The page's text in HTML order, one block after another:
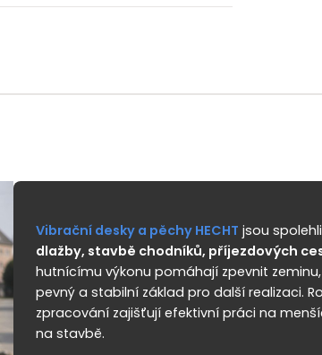
Vibrační desky a pěchy HECHT jsou
dlažby, stavbě chodníků, příjezdových
hutnícímu výkonu pomáhají zpevnit
pevný a stabilní základ pro další realizaci.
zpracování zajišťují efektivní práci na
na stavbě.